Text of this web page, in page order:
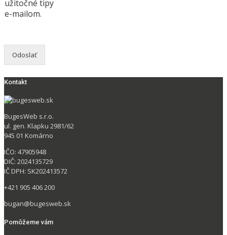
užitočné tipy
e-mailom.
Odoslať
Kontakt
BugesWeb s.r.o.
ul. gen. Klapku 2981/62
945 01 Komárno
IČO: 47905948
DIČ: 2024135729
IČ DPH: SK202413572
+421 905 406 200
bugan@bugesweb.sk
Pomôžeme vám